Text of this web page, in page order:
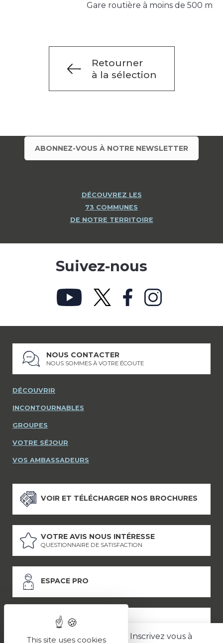
Gare routière à moins de 500 m
Retourner
à la sélection
Inscrivez vous à
ABONNEZ-VOUS À NOTRE NEWSLETTER
DÉCOUVREZ LES
73 COMMUNES
DE NOTRE TERRITOIRE
Suivez-nous
NOUS CONTACTER
NOUS SOMMES À VOTRE ÉCOUTE
DÉCOUVRIR
INCONTOURNABLES
GROUPES
VOTRE SÉJOUR
VOS AMBASSADEURS
VOIR ET TÉLÉCHARGER NOS BROCHURES
VOTRE AVIS NOUS INTÉRESSE
QUESTIONNAIRE DE SATISFACTION
ESPACE PRO
ESPACE PRESSE
This site uses cookies